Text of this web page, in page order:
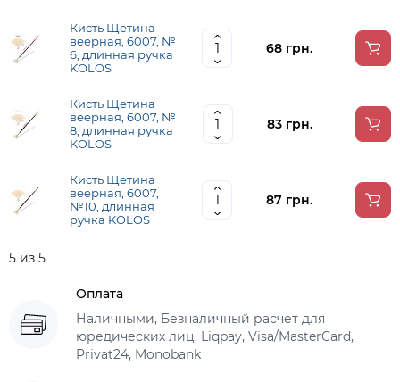
Кисть Щетина
веерная, 6007, №
6, длинная ручка
KOLOS
68 грн.
Кисть Щетина
веерная, 6007, №
8, длинная ручка
KOLOS
83 грн.
Кисть Щетина
веерная, 6007,
№10, длинная
ручка KOLOS
87 грн.
5 из 5
Оплата
Наличными, Безналичный расчет для
юредических лиц, Liqpay, Visa/MasterCard,
Privat24, Monobank